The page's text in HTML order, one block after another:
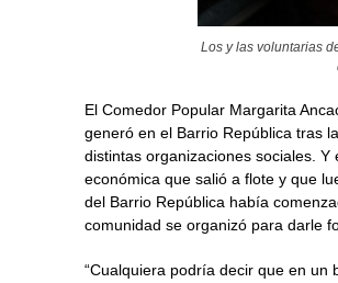
Los y las voluntarias
El Comedor Popular Margarita
generó en el Barrio República tras
distintas organizaciones sociales.
económica que salió a flote y que
del Barrio República había
comunidad se organizó para darle
“Cualquiera podría decir que en un